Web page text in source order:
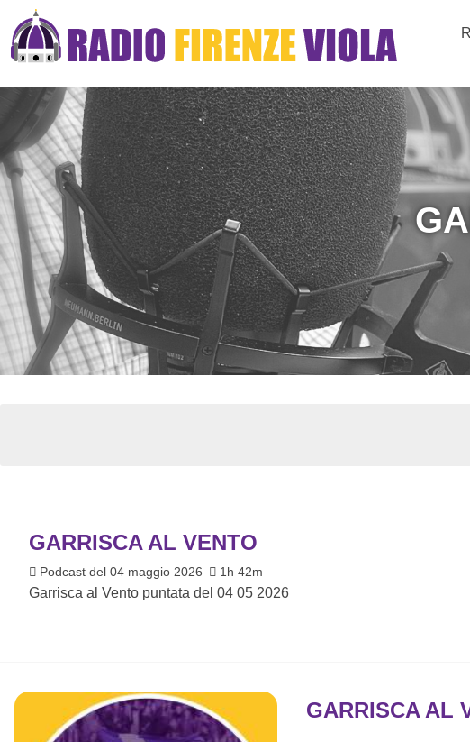
GARRISCA AL VENTO
Podcast del 04 maggio 2026 1h 42m
Garrisca al Vento puntata del 04 05 2026
GARRISCA AL